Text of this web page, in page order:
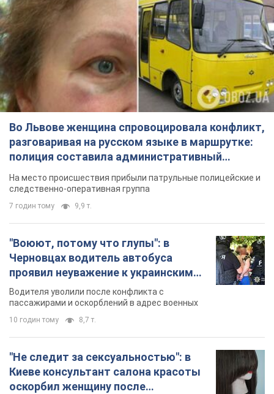
Во Львове женщина спровоцировала конфликт,
разговаривая на русском языке в маршрутке:
полиция составила административный
протокол. Видео
На место происшествия прибыли патрульные полицейские и
следственно-оперативная группа
7 годин тому 9,9 т.
"Воюют, потому что глупы": в
Черновцах водитель автобуса
проявил неуважение к украинским
военным и поплатился за это.
Видео
Водителя уволили после конфликта с
пассажирами и оскорблений в адрес военных
10 годин тому 8,7 т.
"Не следит за сексуальностью": в
Киеве консультант салона красоты
оскорбил женщину после